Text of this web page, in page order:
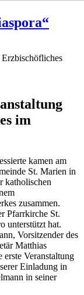
Erzbischöfliches
im
kamen am
St. Marien in
katholischen
zusammen.
Pfarrkirche St.
unterstützt hat.
Vorsitzender des
Matthias
Veranstaltung
Einladung in
in seiner